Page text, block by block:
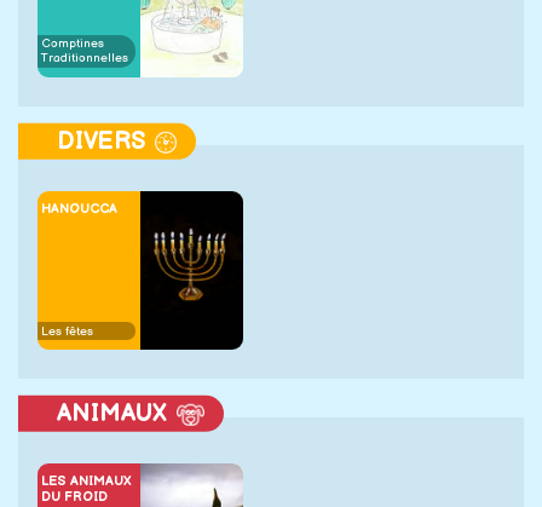
Comptines
Traditionnelles
DIVERS
HANOUCCA
Les fêtes
ANIMAUX
LES ANIMAUX
DU FROID